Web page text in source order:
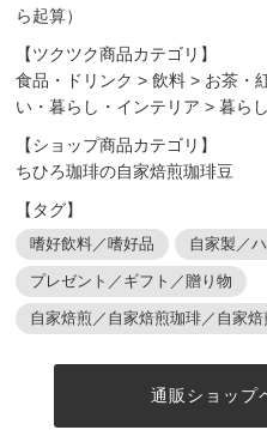
ら起算）
【ツクツク商品カテゴリ】
食品・ドリンク >飲料 > お茶・
い・暮らし・インテリア >暮らし
【ショップ商品カテゴリ】
ちひろ珈琲の自家焙煎珈琲豆
【タグ】
嗜好飲料／嗜好品 自家製／
プレゼント／ギフト／贈り物
自家焙煎／自家焙煎珈琲／自家焙
通販ショップ